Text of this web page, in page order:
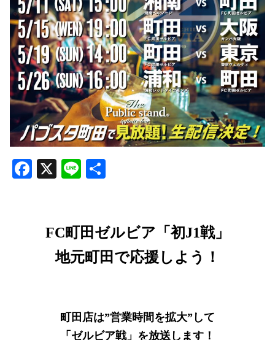
Facebook
X Line
FC町田ゼルビア「初J1戦」
地元町田で応援しよう！
町田店は”営業時間を拡大”して
「ゼルビア戦」を放送します！